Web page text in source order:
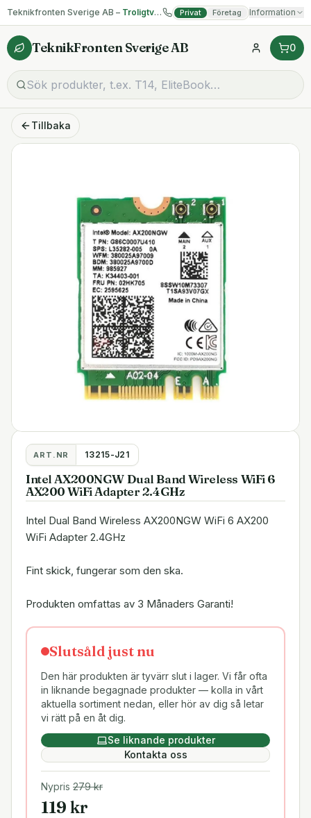
Teknikfronten Sverige AB – Troligtvis billigast på begagnad IT! Privat Företag Information
TeknikFronten Sverige AB 0
Tillbaka
ART.NR 13215-J21
Intel AX200NGW Dual Band Wireless WiFi 6
AX200 WiFi Adapter 2.4GHz
Intel Dual Band Wireless AX200NGW WiFi 6 AX200
WiFi Adapter 2.4GHz
Fint skick, fungerar som den ska.
Produkten omfattas av 3 Månaders Garanti!
Slutsåld just nu
Den här produkten är tyvärr slut i lager. Vi får ofta
in liknande begagnade produkter — kolla in vårt
aktuella sortiment nedan, eller hör av dig så letar
vi rätt på en åt dig.
Se liknande produkter
Kontakta oss
Nypris 279kr
119 kr